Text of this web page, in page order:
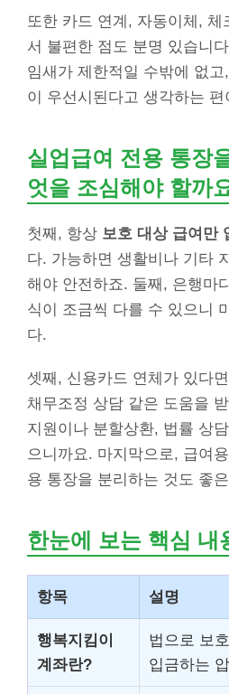
또한 카드 연계, 자동이체, 체
서 불편한 점도 분명 있습니
임새가 제한적일 수밖에 없
이 우선시된다고 생각하는 편
실업급여 전용 통장
엇을 조심해야 할까
첫째, 항상 보호 대상 급여만
다. 가능하면 생활비나 기타
해야 안전하죠. 둘째, 은행마
식이 조금씩 다를 수 있으니
다.
셋째, 신용카드 연체가 있다
채무조정 상담 같은 도움을
지원이나 분할상환, 법률 상
으니까요. 마지막으로, 급여
용 통장을 분리하는 것도 좋
한눈에 보는 핵심 내
항목 설명
행복지킴이
계좌란?
법으로 보
입금하는